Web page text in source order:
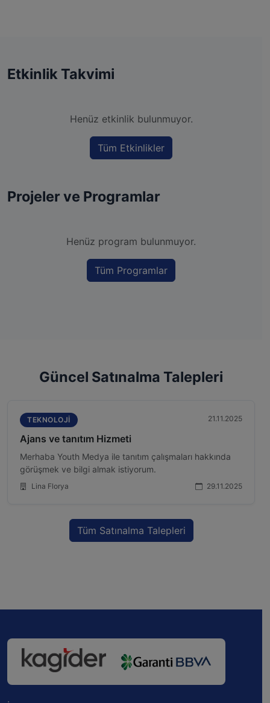
Etkinlik Takvimi
Henüz etkinlik bulunmuyor.
Tüm Etkinlikler
Projeler ve Programlar
Henüz program bulunmuyor.
Tüm Programlar
Güncel Satınalma Talepleri
TEKNOLOJI 21.11.2025
Ajans ve tanıtım Hizmeti
Merhaba Youth Medya ile tanıtım çalışmaları hakkında
görüşmek ve bilgi almak istiyorum.
Lina Florya 29.11.2025
Tüm Satınalma Talepleri